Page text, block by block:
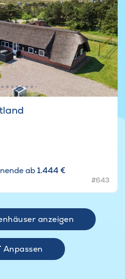
ab1.444 €
#643
anzeigen
Anpassen